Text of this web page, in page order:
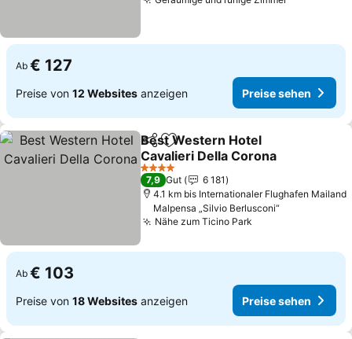
Ab € 127
Preise von 12 Websites anzeigen Preise sehen
TeilenZu Favoriten hinzufügen
Best Western Hotel
Cavalieri Della Corona
Preise sehen
4 Sterne
7,9 Gut
6 181
4.1 km bis Internationaler Flughafen Mailand
Malpensa „Silvio Berlusconi“
Nähe zum Ticino Park
Ab € 103
Preise von 18 Websites anzeigen Preise sehen